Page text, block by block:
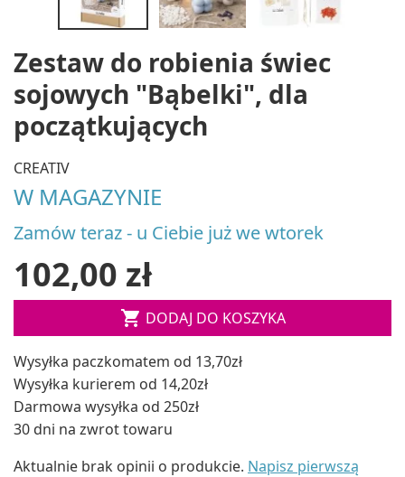
Zestaw do robienia świec
sojowych "Bąbelki", dla
początkujących
CREATIV
W MAGAZYNIE
Zamów teraz - u Ciebie już we wtorek
102,00 zł
 DODAJ DO KOSZYKA
Wysyłka paczkomatem od 13,70zł
Wysyłka kurierem od 14,20zł
Darmowa wysyłka od 250zł
30 dni na zwrot towaru
Aktualnie brak opinii o produkcie. Napisz pierwszą